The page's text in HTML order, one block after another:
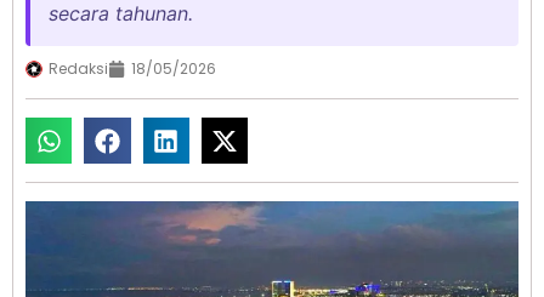
secara tahunan.
Redaksi 18/05/2026